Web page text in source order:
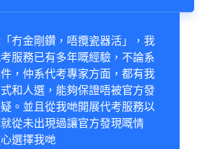
冇金剛鑽，唔攬瓷器活」，我
服務已有多年嘅經驗，不論系
，仲系代考專家方面，都有我
和人選，能夠保證唔被官方發
。並且從我哋開展代考服務以
從未出現過讓官方發現嘅情
選擇我哋